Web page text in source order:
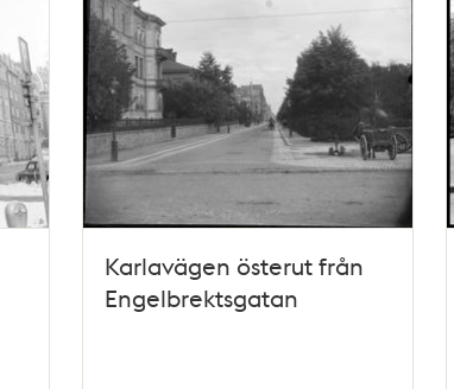
Karlavägen österut från
Engelbrektsgatan